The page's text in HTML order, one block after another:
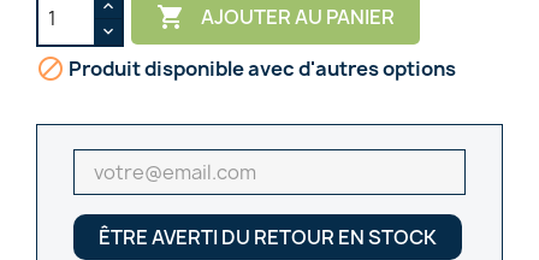
 AJOUTER AU PANIER
 Produit disponible avec d'autres options
ÊTRE AVERTI DU RETOUR EN STOCK